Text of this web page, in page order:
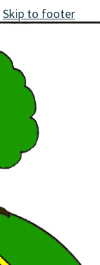
Skip to footer